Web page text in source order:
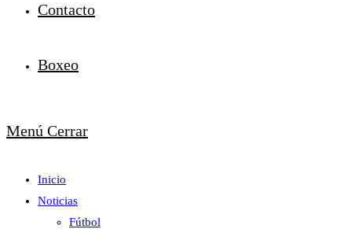
Contacto
Boxeo
Menú Cerrar
Inicio
Noticias
Fútbol